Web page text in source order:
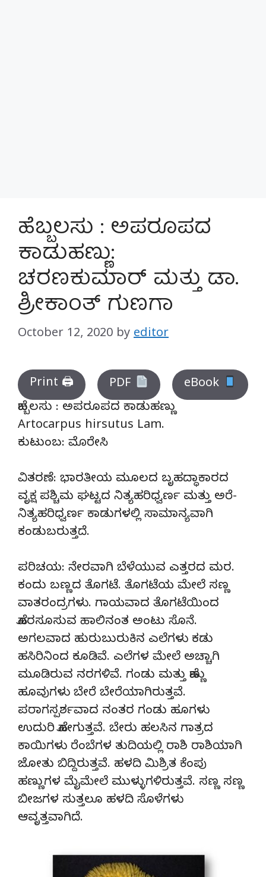
ಹೆಬ್ಬಲಸು : ಅಪರೂಪದ
ಕಾಡುಹಣ್ಣು:
ಚರಣಕುಮಾರ್ ಮತ್ತು ಡಾ.
ಶ್ರೀಕಾಂತ್ ಗುಣಗಾ
October 12, 2020 by editor
Print 🖨 PDF
eBook
ಹೆಬ್ಬಲಸು : ಅಪರೂಪದ ಕಾಡುಹಣ್ಣು
Artocarpus hirsutus Lam.
ಕುಟುಂಬ: ಮೊರೇಸಿ
ವಿತರಣೆ: ಭಾರತೀಯ ಮೂಲದ ಬೃಹದ್ಧಾಕಾರದ
ವೃಕ್ಷ ಪಶ್ಚಿಮ ಘಟ್ಟದ ನಿತ್ಯಹರಿಧ್ವರ್ಣ ಮತ್ತು ಅರೆ-
ನಿತ್ಯಹರಿಧ್ವರ್ಣ ಕಾಡುಗಳಲ್ಲಿ ಸಾಮಾನ್ಯವಾಗಿ
ಕಂಡುಬರುತ್ತದೆ.
ಪರಿಚಯ: ನೇರವಾಗಿ ಬೆಳೆಯುವ ಎತ್ತರದ ಮರ.
ಕಂದು ಬಣ್ಣದ ತೊಗಟೆ. ತೊಗಟೆಯ ಮೇಲೆ ಸಣ್ಣ
ವಾತರಂದ್ರಗಳು. ಗಾಯವಾದ ತೊಗಟೆಯಿಂದ
ಹೊರಸೂಸುವ ಹಾಲಿನಂತ ಅಂಟು ಸೊನೆ.
ಅಗಲವಾದ ಹುರುಬುರುಕಿನ ಎಲೆಗಳು ಕಡು
ಹಸಿರಿನಿಂದ ಕೂಡಿವೆ. ಎಲೆಗಳ ಮೇಲೆ ಅಚ್ಚಾಗಿ
ಮೂಡಿರುವ ನರಗಳಿವೆ. ಗಂಡು ಮತ್ತು ಹೆಣ್ಣು
ಹೂವುಗಳು ಬೇರೆ ಬೇರೆಯಾಗಿರುತ್ತವೆ.
ಪರಾಗಸ್ಪರ್ಶವಾದ ನಂತರ ಗಂಡು ಹೂಗಳು
ಉದುರಿ ಹೋಗುತ್ತವೆ. ಬೇರು ಹಲಸಿನ ಗಾತ್ರದ
ಕಾಯಿಗಳು ರೆಂಬೆಗಳ ತುದಿಯಲ್ಲಿ ರಾಶಿ ರಾಶಿಯಾಗಿ
ಜೋತು ಬಿದ್ದಿರುತ್ತವೆ. ಹಳದಿ ಮಿಶ್ರಿತ ಕೆಂಪು
ಹಣ್ಣುಗಳ ಮೈಮೇಲೆ ಮುಳ್ಳುಗಳಿರುತ್ತವೆ. ಸಣ್ಣ ಸಣ್ಣ
ಬೀಜಗಳ ಸುತ್ತಲೂ ಹಳದಿ ಸೊಳೆಗಳು
ಆವೃತ್ತವಾಗಿದೆ.